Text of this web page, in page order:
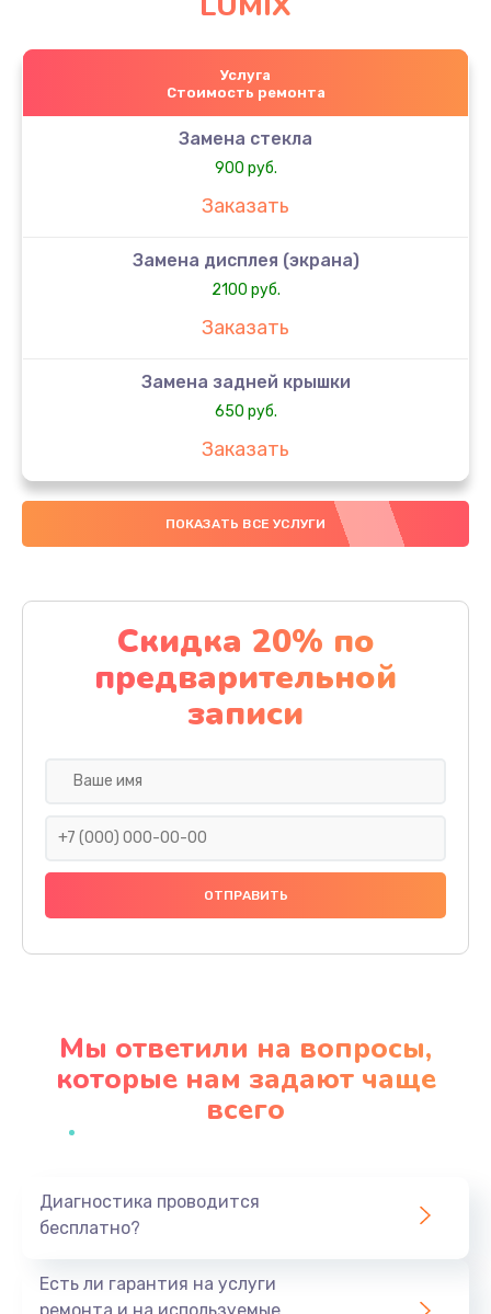
Услуга
Стоимость ремонта
Замена стекла
900 руб.
Заказать
Замена дисплея (экрана)
2100 руб.
Заказать
Замена задней крышки
650 руб.
Заказать
Замена аккумулятора
4000 руб.
Замена материнской платы
1100 руб.
Заказать
Замена праймера
1000 руб.
Заказать
Профилактическая чистка
Заказать
ПОКАЗАТЬ ВСЕ УСЛУГИ
Скидка 20% по
предварительной
записи
Мы ответили на вопросы,
которые нам задают чаще
всего
Диагностика проводится
бесплатно?
Есть ли гарантия на услуги
ремонта и на используемые